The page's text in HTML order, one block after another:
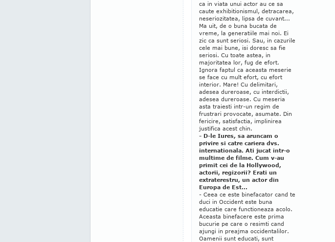
ca in viata unui actor au ce sa
caute exhibitionismul, detracarea,
neseriozitatea, lipsa de cuvant...
Ma uit, de o buna bucata de
vreme, la generatiile mai noi. Ei
zic ca sunt seriosi. Sau, in cazurile
cele mai bune, isi doresc sa fie
seriosi. Cu toate astea, in
majoritatea lor, fug de efort.
Ignora faptul ca aceasta meserie
se face cu mult efort, cu efort
interior. Mare! Cu delimitari,
adesea dureroase, cu interdictii,
adesea dureroase. Cu meseria
asta traiesti intr-un regim de
frustrari provocate, asumate. Din
fericire, satisfactia, implinirea
justifica acest chin.
- D-le Iures, sa aruncam o
privire si catre cariera dvs.
internationala. Ati jucat intr-o
multime de filme. Cum v-au
primit cei de la Hollywood,
actorii, regizorii? Erati un
extraterestru, un actor din
Europa de Est...
- Ceea ce este binefacator cand te
duci in Occident este buna
educatie care functioneaza acolo.
Aceasta binefacere este prima
bucurie pe care o resimti cand
ajungi in preajma occidentalilor.
Oamenii sunt educati, sunt